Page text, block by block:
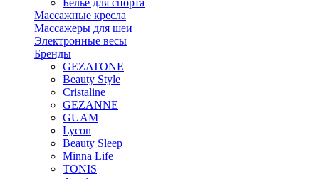
Белье для спорта
Массажные кресла
Массажеры для шеи
Электронные весы
Бренды
GEZATONE
Beauty Style
Cristaline
GEZANNE
GUAM
Lycon
Beauty Sleep
Minna Life
TONIS